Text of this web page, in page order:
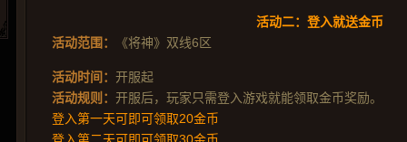
活动二：登入就送金币
活动范围：
《将神》双线6区
活动时间： 开服起
活动规则： 开服后，玩家只需登入游戏就能领取金币奖励。
登入第一天可即可领取20金币